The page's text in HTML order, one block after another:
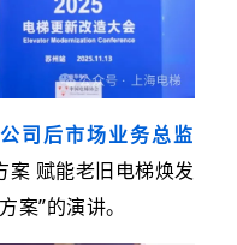
司后市场业务总监
案 赋能老旧电梯焕发
”的演讲。